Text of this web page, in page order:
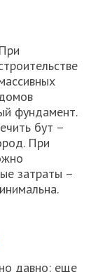
При
фундамент.
бут –
При
затраты –
давно: еще